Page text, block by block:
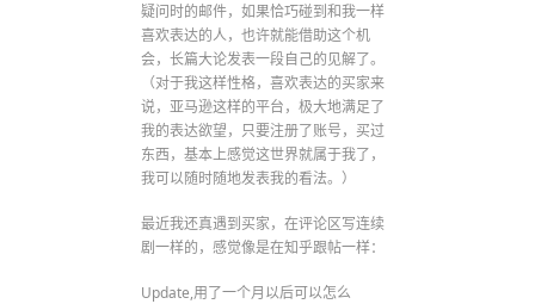
疑问时的邮件，如果恰巧碰到和我一样
喜欢表达的人，也许就能借助这个机
会，长篇大论发表一段自己的见解了。
（对于我这样性格，喜欢表达的买家来
说，亚马逊这样的平台，极大地满足了
我的表达欲望，只要注册了账号，买过
东西，基本上感觉这世界就属于我了，
我可以随时随地发表我的看法。）
最近我还真遇到买家，在评论区写连续
剧一样的，感觉像是在知乎跟帖一样：
Update,用了一个月以后可以怎么